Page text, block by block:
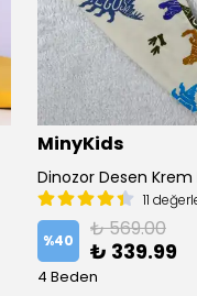
MinyKids
11
%40 ₺ 569.00
₺ 339.99
4 Beden